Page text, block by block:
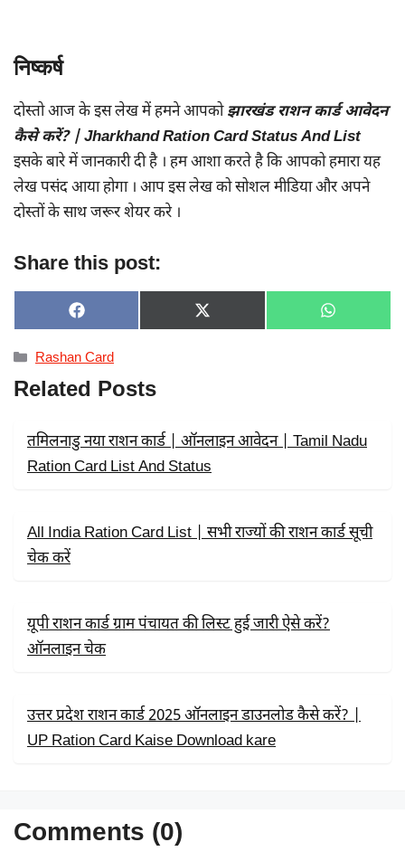
निष्कर्ष
दोस्तो आज के इस लेख में हमने आपकोझारखंड राशन कार्ड आवेदन
कैसे करें? | Jharkhand Ration Card Status And List
इसके बारे में जानकारी दी है । हम आशा करते है कि आपको हमारा यह
लेख पसंद आया होगा । आप इस लेख को सोशल मीडिया और अपने
दोस्तों के साथ जरूर शेयर करे ।
Share this post:
SHARE
ON
F
A
C
E
B
O
SHARE
ON
X
(
R
SHARE
ON
W
H
Categories
Rashan Card
Related Posts
तमिलनाडु नया राशन कार्ड | ऑनलाइन आवेदन | Tamil Nadu
Ration Card List And Status
All India Ration Card List | सभी राज्यों की राशन कार्ड सूची
चेक करें
यूपी राशन कार्ड ग्राम पंचायत की लिस्ट हुई जारी ऐसे करें?
ऑनलाइन चेक
उत्तर प्रदेश राशन कार्ड 2025 ऑनलाइन डाउनलोड कैसे करें? |
UP Ration Card Kaise Download kare
Comments (0)